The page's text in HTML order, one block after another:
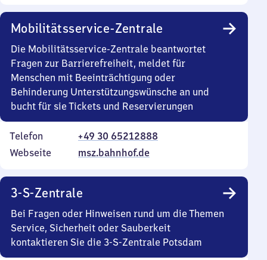
Mobilitätsservice-Zentrale
Die Mobilitätsservice-Zentrale beantwortet
Fragen zur Barrierefreiheit, meldet für
Menschen mit Beeinträchtigung oder
Behinderung Unterstützungswünsche an und
bucht für sie Tickets und Reservierungen
Telefon
+49 30 65212888
Webseite
msz.bahnhof.de
3-S-Zentrale
Bei Fragen oder Hinweisen rund um die Themen
Service, Sicherheit oder Sauberkeit
kontaktieren Sie die 3-S-Zentrale Potsdam